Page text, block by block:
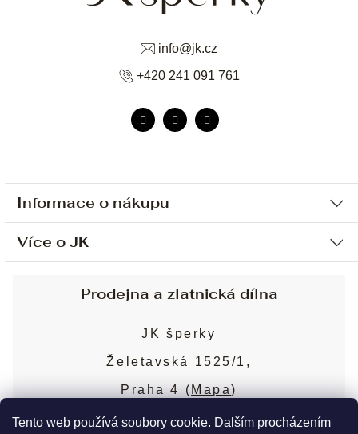
Tento web používá soubory cookie. Dalším procházením
Informace o nákupu
Ochrana osobních údajů
Sjednání osobní schůzky
Obchodní podmínky
Puncovní značky
Více o JK
Blog
Nejčastější dotazy
info@jk.cz
+420 241 091 761
Prodejna a zlatnická dílna
JK šperky
Želetavská 1525/1,
Praha 4 ( Mapa)
Více o prodejně